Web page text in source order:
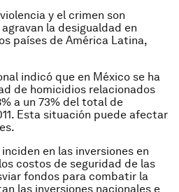
y el crimen son
la desigualdad en
países de América Latina,
indicó que en México se ha
de homicidios relacionados
a un 73% del total de
Esta situación puede afectar
en las inversiones en
costos de seguridad de las
fondos para combatir la
las inversiones nacionales e